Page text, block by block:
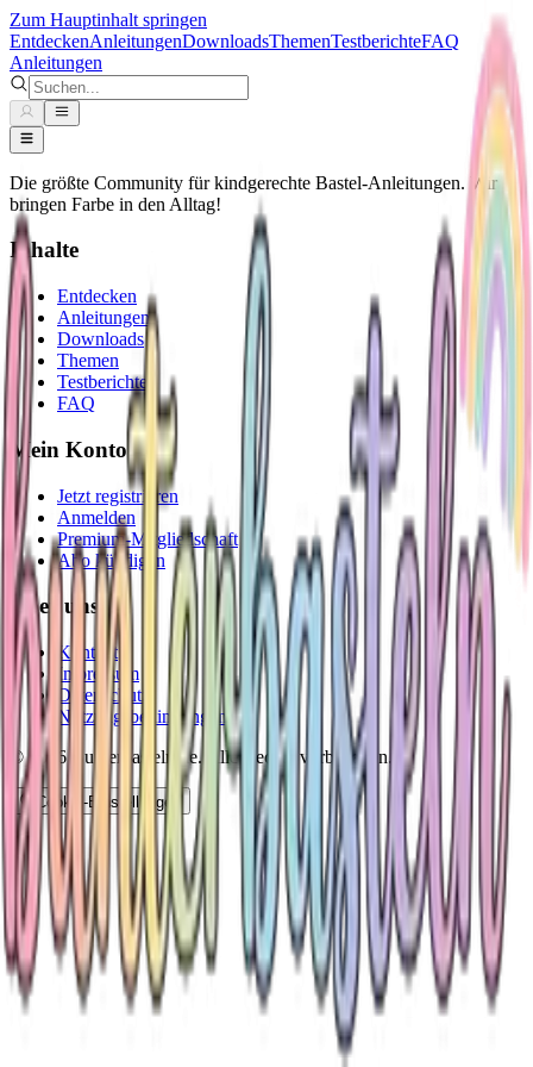
Zum Hauptinhalt springen
EntdeckenAnleitungenDownloadsThemenTestberichteFAQ
Anleitungen
Die größte Community für kindgerechte Bastel-Anleitungen. Wir
bringen Farbe in den Alltag!
Inhalte
Entdecken
Anleitungen
Downloads
Themen
Testberichte
FAQ
Mein Konto
Jetzt registrieren
Anmelden
Premium-Mitgliedschaft
Abo kündigen
Über uns
Kontakt
Impressum
Datenschutz
Nutzungsbedingungen
©2026Bunterbasteln.de. Alle Rechte vorbehalten.
Cookie-Einstellungen